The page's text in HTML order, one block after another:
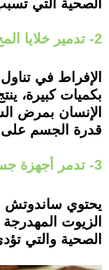
الصحية التي
2- تدمير خلايا المخ
الإفراط في
بكميات كبيرة،
الإنسان بمرض
قدرة الجسم على
3- تدمر أجهزة جسم الإنسان
يحتوي ساندوتش
الزيوت
الصحية والتي